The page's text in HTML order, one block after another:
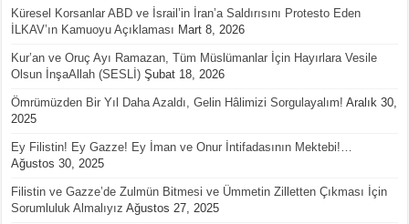
Küresel Korsanlar ABD ve İsrail’in İran’a Saldırısını Protesto Eden
İLKAV’ın Kamuoyu Açıklaması Mart 8, 2026
Kur’an ve Oruç Ayı Ramazan, Tüm Müslümanlar İçin Hayırlara Vesile
Olsun İnşaAllah (SESLİ) Şubat 18, 2026
Ömrümüzden Bir Yıl Daha Azaldı, Gelin Hâlimizi Sorgulayalım! Aralık 30,
2025
Ey Filistin! Ey Gazze! Ey İman ve Onur İntifadasının Mektebi!…
Ağustos 30, 2025
Filistin ve Gazze’de Zulmün Bitmesi ve Ümmetin Zilletten Çıkması İçin
Sorumluluk Almalıyız Ağustos 27, 2025